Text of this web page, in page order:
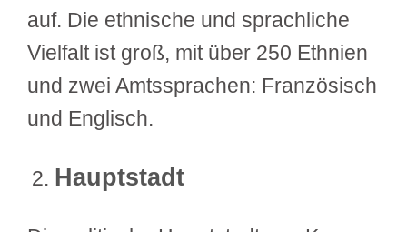
auf. Die ethnische und sprachliche
Vielfalt ist groß, mit über 250 Ethnien
und zwei Amtssprachen: Französisch
und Englisch.
Hauptstadt